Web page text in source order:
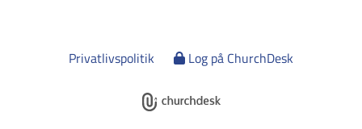
Privatlivspolitik Log på ChurchDesk